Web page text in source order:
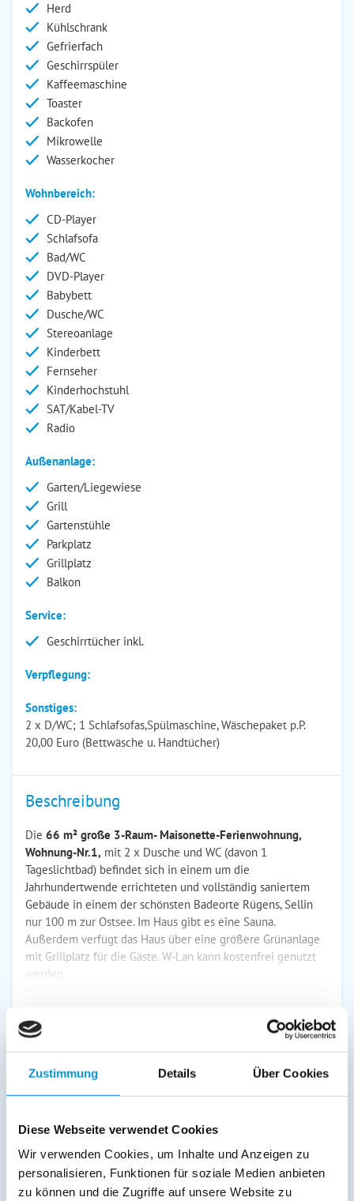
Zustimmung Details Über Cookies
Diese Webseite verwendet Cookies
Wir verwenden Cookies, um Inhalte und Anzeigen zu
personalisieren, Funktionen für soziale Medien anbieten
zu können und die Zugriffe auf unsere Website zu
Herd
Kühlschrank
Gefrierfach
Geschirrspüler
Kaffeemaschine
Toaster
Backofen
Mikrowelle
Wasserkocher
Wohnbereich:
CD-Player
Schlafsofa
Bad/WC
DVD-Player
Babybett
Dusche/WC
Stereoanlage
Kinderbett
Fernseher
Kinderhochstuhl
SAT/Kabel-TV
Radio
Außenanlage:
Garten/Liegewiese
Grill
Gartenstühle
Parkplatz
Grillplatz
Balkon
Service:
Geschirrtücher inkl.
Verpflegung:
Sonstiges:
2 x D/WC; 1 Schlafsofas,Spülmaschine, Wäschepaket p.P.
20,00 Euro (Bettwäsche u. Handtücher)
Beschreibung
Die 66 m² große 3-Raum- Maisonette-Ferienwohnung,
Wohnung-Nr.1, mit 2 x Dusche und WC (davon 1
Tageslichtbad) befindet sich in einem um die
Jahrhundertwende errichteten und vollständig saniertem
Gebäude in einem der schönsten Badeorte Rügens, Sellin
nur 100 m zur Ostsee. Im Haus gibt es eine Sauna.
Außerdem verfügt das Haus über eine größere Grünanlage
mit Grillplatz für die Gäste. W-Lan kann kostenfrei genutzt
werden.
weiterlesen
Preise (pro Nacht in Euro)
Zeitraum
reinigung
nacht
07. Jul - 30. Aug 205 € 120 €